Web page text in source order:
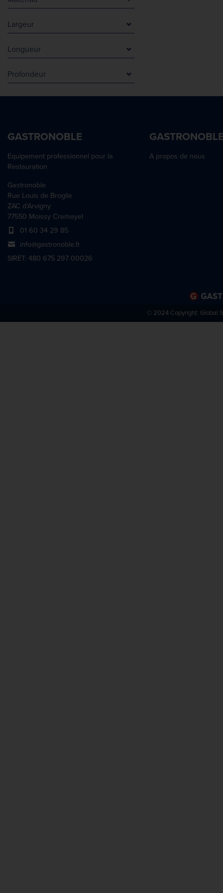
Blanc
Papier
Largeur
24 mm
400 mm
Longueur
450 mm
Profondeur
400 mm
450 mm
550 mm
GASTRONOBLE
Equipement professionnel pour la
Restauration
Gastronoble
Rue Louis de Broglie
ZAC d'Arvigny
77550 Moissy Cramayel
01 60 34 29 85
info@gastronoble.fr
SIRET: 480 675 297 00026
A propos de nous
© 2024 Copyright: Global